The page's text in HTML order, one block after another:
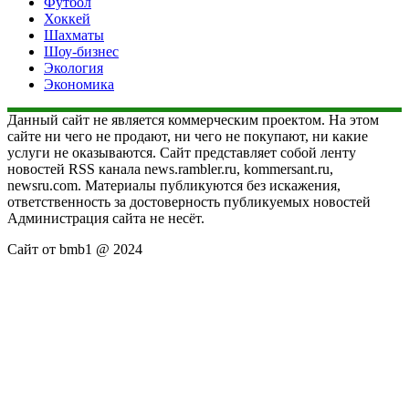
Хоккей
Шахматы
Шоу-бизнес
Экология
Экономика
Данный сайт не является коммерческим проектом. На этом
сайте ни чего не продают, ни чего не покупают, ни какие
услуги не оказываются. Сайт представляет собой ленту
новостей RSS канала news.rambler.ru, kommersant.ru,
newsru.com. Материалы публикуются без искажения,
ответственность за достоверность публикуемых новостей
Администрация сайта не несёт.
Сайт от bmb1 @ 2024